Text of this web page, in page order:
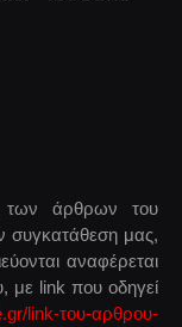
των άρθρων του
συγκατάθεση μας,
αναφέρεται
με link που οδηγεί
link-του-αρθρου-